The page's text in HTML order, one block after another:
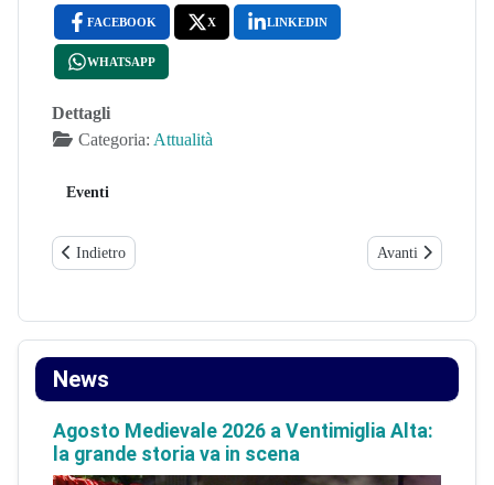
FACEBOOK X LINKEDIN
WHATSAPP
Dettagli
Categoria: Attualità
Eventi
Articolo precedente: Festival di Sanremo 2022 della canzone
Indietro Articolo
Avanti
News
Agosto Medievale 2026 a Ventimiglia Alta:
la grande storia va in scena